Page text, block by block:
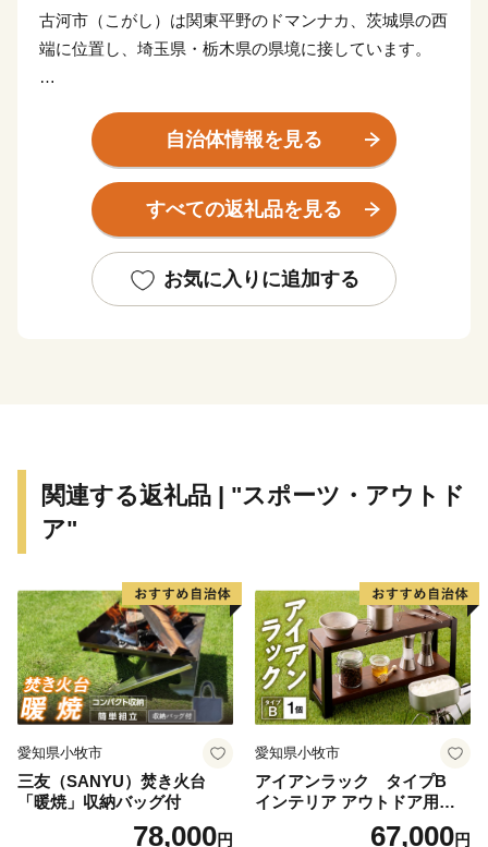
古河市（こがし）は関東平野のドマンナカ、茨城県の西
端に位置し、埼玉県・栃木県の県境に接しています。
集」の一首にも詠われました。室町時代には関東公方の
足利成氏が「古河公方」として本拠地を古河に置き、そ
の後約130年の間、古河は関東一円の政治の中心となり
ました。江戸時代には古河城を中心とした日光街道の宿
跡・歴史的文化施設などが点在し、散策に訪れる観光客
の姿が多くみられます。
民の憩いの場となっています。
様々な魅力が溢れています。
自治体情報を見る
すべての返礼品を見る
お気に入りに追加する
関連する返礼品 | "スポーツ・アウトド
ア"
愛知県小牧市
三友（SANYU）焚き火台
「暖焼」収納バッグ付
78,000円
愛知県小牧市
アイアンラック タイプB
インテリア アウトドア用品
レジャー キャンプ67,000円